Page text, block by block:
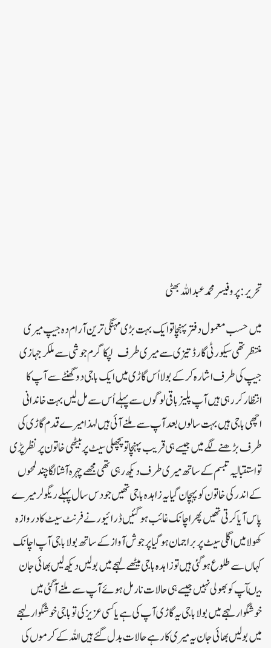
تحریر:پروفیسر محمد عبداللہ بھٹی
میں حسب معمول دفتر پہنچا تو ایک بہت بڑی مہنگی ترین آرام دہ جیپ میری
منتظر تھی سیکورٹی گارڈ تیزی سے میری طرف لپکا گرم جوشی سے ملکر جہازی
جیپ کی طرف اشارہ کر کے بولا اُس گاڑی میں ایک باجی دو گھنٹے سے آپ کا
انتظار کر رہی ہیں آپ پلیز باقی لوگوں سے پہلے اُس سے مل لیں بہت خاندانی
اچھی باجی ہیں بہت سالوں بعد آپ سے ملنے آئی ہیں لہذامیرے قدم گاڑی کی
طرف بڑھنے لگے میں جیسے ہی قریب پہنچا تو پچھلی سیٹ پر بیٹھی خاتون پر نظر پڑی
تو استقبالیہ تبسم کے ساتھ میری طرف دیکھ رہی تھی مجھے چہرہ آشنالگا چند لمحوں
کے اندر کی خاتون کو پہچان گیا یہ زاہدہ باجی تھیں جو دس سال پہلے ریگولر میرے
پاس آیا کرتی تھیں پھر اچانک غائب ہو گئیں ڈرائیور نے فرنٹ سیٹ کا دروازہ
کھولا میں اگلی سیٹ پر برا جمان ہو گیا پر جوش آواز کے ساتھ بولا باجی آپ اچانک
کہاں سے طلوع ہو گئی ہیں تو زاہدہ باجی میٹھے لہجے میں بولیں دیکھ لیں بھائی جان
میںآپ کو بھولی نہیں جیسے ہی حالات نارمل ہو ئے آپ سے ملنے آگئی میں
خوشگوار لہجے میں بولا باجی یہ گاڑی آپ کی ہے یا کسی عزیز کی تو باجی خوشگوار لہجے
میں بولیں بھائی جان یہ میری کار ہے حالات بد ل گئے ہیں اللہ کے کرموں کی